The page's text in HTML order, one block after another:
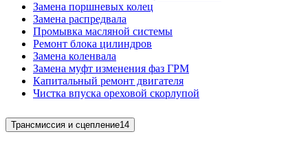
Замена поршневых колец
Замена распредвала
Промывка масляной системы
Ремонт блока цилиндров
Замена коленвала
Замена муфт изменения фаз ГРМ
Капитальный ремонт двигателя
Чистка впуска ореховой скорлупой
Трансмиссия и сцепление14